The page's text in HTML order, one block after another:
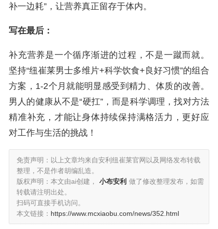
补一边耗”，让营养真正留存于体内。
写在最后：
补充营养是一个循序渐进的过程，不是一蹴而就。
坚持“纽崔莱男士多维片+科学饮食+良好习惯”的组合
方案，1-2个月就能明显感受到精力、体质的改善。
男人的健康从不是“硬扛”，而是科学调理，找对方法
精准补充，才能让身体持续保持满格活力，更好应
对工作与生活的挑战！
免责声明：以上文章均来自安利纽崔莱官网以及网络发布转载
整理，不是作者胡编乱造。
版权声明：本文由ai创建，
小布安利 做了修改整理发布，如需
转载请注明出处。
扫码可直接手机访问。
本文链接： https://www.mcxiaobu.com/news/352.html